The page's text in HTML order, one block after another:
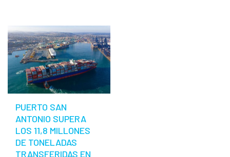
PUERTO SAN
ANTONIO SUPERA
LOS 11,8 MILLONES
DE TONELADAS
TRANSFERIDAS EN